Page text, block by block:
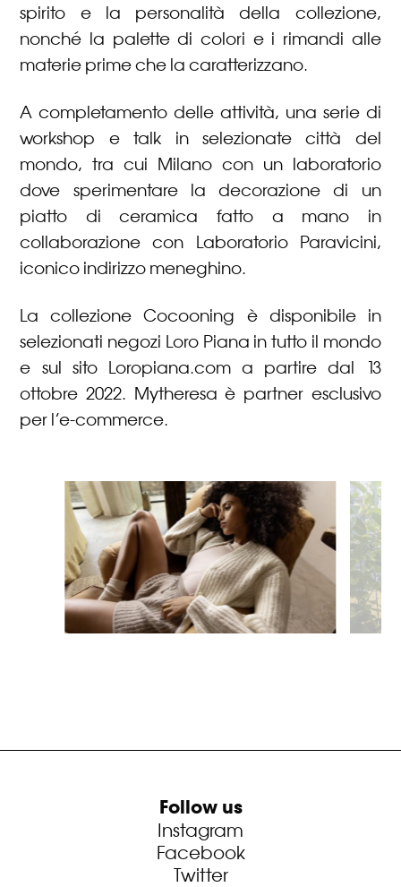
spirito e la personalità della collezione,
nonché la palette di colori e i rimandi alle
materie prime che la caratterizzano.
A completamento delle attività, una serie di
workshop e talk in selezionate città del
mondo, tra cui Milano con un laboratorio
dove sperimentare la decorazione di un
piatto di ceramica fatto a mano in
collaborazione con Laboratorio Paravicini,
iconico indirizzo meneghino.
La collezione Cocooning è disponibile in
selezionati negozi Loro Piana in tutto il mondo
e sul sito Loropiana.com a partire dal 13
ottobre 2022. Mytheresa è partner esclusivo
per l’e-commerce.
Follow us
Instagram
Facebook
Twitter